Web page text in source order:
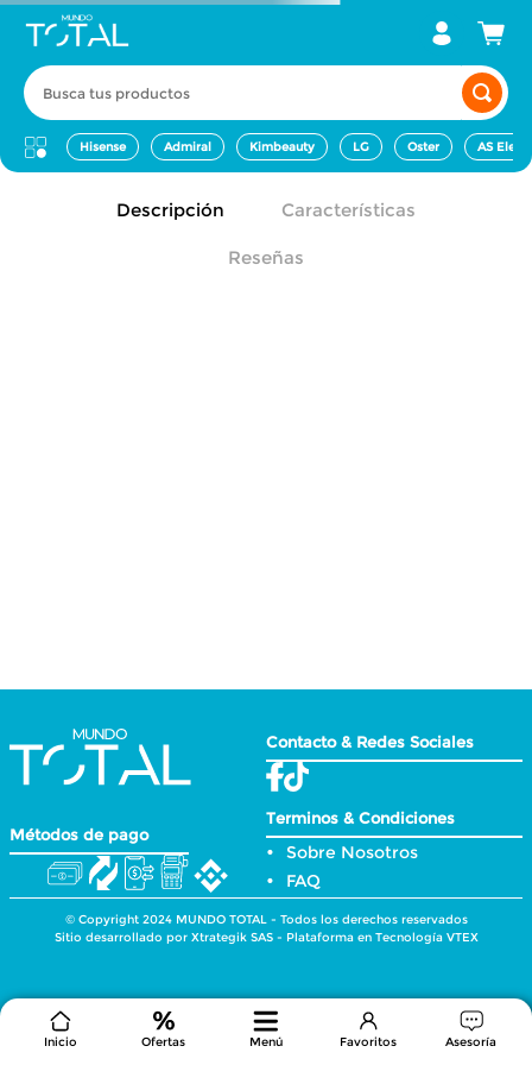
Busca tus productos
Hisense Admiral Kimbeauty LG Oster AS
Inicio Ofertas Menú Favoritos Asesoría
Descripción Características
Reseñas
Métodos de pago
Contacto & Redes Sociales
Terminos & Condiciones
Sobre Nosotros
FAQ
© Copyright 2024 MUNDO TOTAL - Todos los derechos reservados
Sitio desarrollado por Xtrategik SAS - Plataforma en Tecnología VTEX